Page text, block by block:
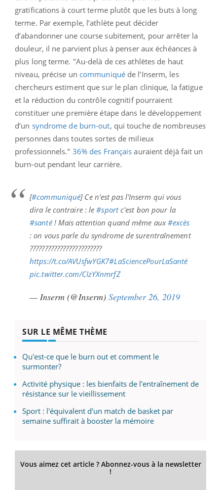
gratifications à court terme plutôt que les buts à long
terme. Par exemple, l’athlète peut décider
d’abandonner une course subitement, pour arrêter la
douleur, il ne parvient plus à penser aux échéances à
plus long terme. "Au-delà de ces athlètes de haut
niveau, précise un communiquéde l’Inserm, les
chercheurs estiment que sur le plan clinique, la fatigue
et la réduction du contrôle cognitif pourraient
constituer une première étape dans le développement
d’un syndrome de burn-out, qui touche de nombreuses
personnes dans toutes sortes de milieux
professionnels." 36% des Français auraient déjà fait un
burn-out pendant leur carrière.
[#communiqué] Ce n'est pas l'Inserm qui vous
dira le contraire : le#sportc'est bon pour la
#santé! Mais attention quand même aux#excès
: on vous parle du syndrome de surentraînement
????????????‍??????‍??????
https://t.co/AVUsfwYGK7#LaSciencePourLaSanté
pic.twitter.com/CIzYXnmrfZ
— Inserm (@Inserm) September 26, 2019
SUR LE MÊME THÈME
Qu'est-ce que le burn out et comment le
surmonter?
Activité physique : les bienfaits de l'entraînement de
résistance sur le vieillissement
Sport : l'équivalent d'un match de basket par
semaine suffirait à booster la mémoire
Vous aimez cet article ? Abonnez-vous à la newsletter
!